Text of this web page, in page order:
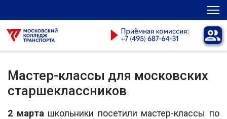
Мастер-классы для московских
старшеклассников
2 марта школьники посетили мастер-классы по